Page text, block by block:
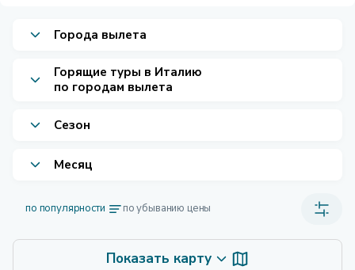
Города вылета
Горящие туры в Италию
по городам вылета
Сезон
Месяц
по популярности по убыванию цены
Показать карту